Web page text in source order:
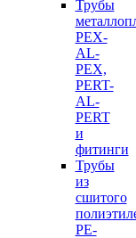
Трубы
PEX-
AL-
PEX,
PERT-
AL-
PERT
и
фитинги
Трубы
из
сшитого
PE-